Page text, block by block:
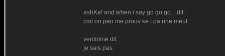
ashKa! and when i say go go go... dit :
cmt on peu me prouv ke t pa une meuf
ventoline dit :
je sais pas